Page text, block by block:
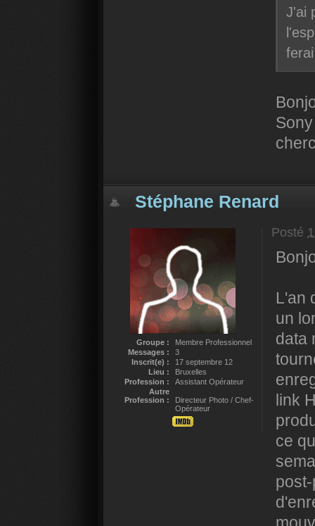
J'ai
Stéphane Renard
Groupe :
Membre Professionnel
Messages :
3
Inscrit(e) :
17 septembre 12
Lieu :
Bruxelles
Profession :
Assistant Opérateur
Autre
Profession :
Directeur Photo / Chef-
Opérateur
Posté
L'an
un
data
link
ce